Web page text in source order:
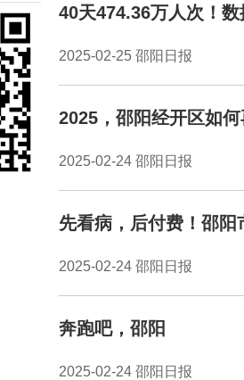
40天474.36万人次！
2025-02-25 邵阳日报
2025，邵阳经开区如
2025-02-24 邵阳日报
先看病，后付费！邵
2025-02-24 邵阳日报
奔跑吧，邵阳
2025-02-24 邵阳日报